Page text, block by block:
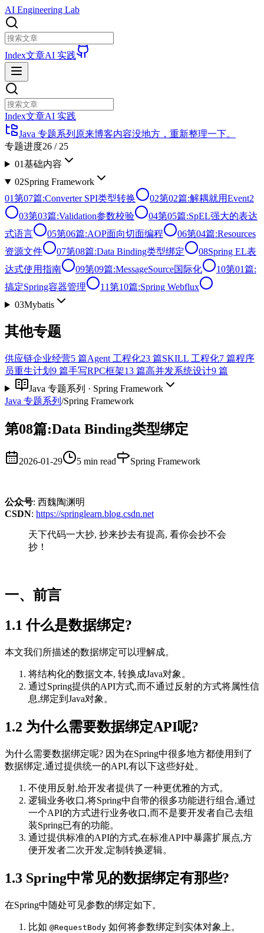
AI Engineering Lab
Index文章AI 实践
Index文章AI 实践
Java 专题系列 原来博客内容没地方，重新整理一下。
专题进度26 / 25
01基础内容
02Spring Framework
01第07篇:Converter SPI类型转换 02第02篇:解耦就用Event2
03第03篇:Validation参数校验 04第05篇:SpEL强大的表达
式语言
05第06篇:AOP面向切面编程 06第04篇:Resources
资源文件
07第08篇:Data Binding类型绑定 08Spring EL表
达式使用指南
09第09篇:MessageSource国际化 10第01篇:
搞定Spring容器管理
11第10篇:Spring Webflux
03Mybatis
其他专题
供应链企业经营5 篇Agent 工程化23 篇SKILL 工程化7 篇程序
员重生计划 9 篇手写RPC框架13 篇高并发系统设计9 篇
Java 专题系列 · Spring Framework
Java 专题系列 /Spring Framework
第08篇:Data Binding类型绑定
2026-01-29 5 min read Spring Framework
公众号: 西魏陶渊明
CSDN: https://springlearn.blog.csdn.net
天下代码一大抄, 抄来抄去有提高, 看你会抄不会
抄！
一、前言
1.1 什么是数据绑定?
本文我们所描述的数据绑定可以理解成。
将结构化的数据文本, 转换成Java对象。
通过Spring提供的API方式,而不通过反射的方式将属性信
息,绑定到Java对象。
1.2 为什么需要数据绑定API呢?
为什么需要数据绑定呢? 因为在Spring中很多地方都使用到了
数据绑定,通过提供统一的API,有以下这些好处。
不使用反射,给开发者提供了一种更优雅的方式。
逻辑业务收口,将Spring中自带的很多功能进行组合,通过
一个API的方式进行业务收口,而不是要开发者自己去组
装Spring已有的功能。
通过提供标准的API的方式,在标准API中暴露扩展点,方
便开发者二次开发,定制转换逻辑。
1.3 Spring中常见的数据绑定有那些?
在Spring中随处可见参数的绑定如下。
比如 @RequestBody 如何将参数绑定到实体对象上。